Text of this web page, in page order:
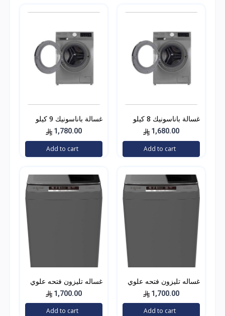
غسالة باناسونيك 8 كيلو
فتحة امامي استيل
1,680.00
Add to cart
غسالة باناسونيك 9 كيلو
فتحة امامي استيل
1,780.00
Add to cart
غساله تليزون فتحه علوي
1,700.00
Add to cart
غساله تليزون فتحه علوي
1,700.00
Add to cart